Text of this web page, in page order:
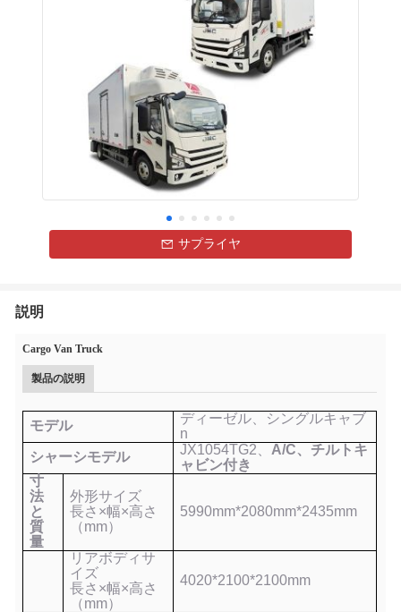
サプライヤ
説明
Cargo Van Truck
製品の説明
モデル
ディーゼル、シングルキャブ
n
シャーシモデル
JX1054TG2、 A/C、チルトキ
ャビン付き
寸
法
と
質
量
外形サイズ
長さ×幅×高さ
（mm）
5990mm*2080mm*2435mm
リアボディサ
イズ
長さ×幅×高さ
（mm）
4020*2100*2100mm